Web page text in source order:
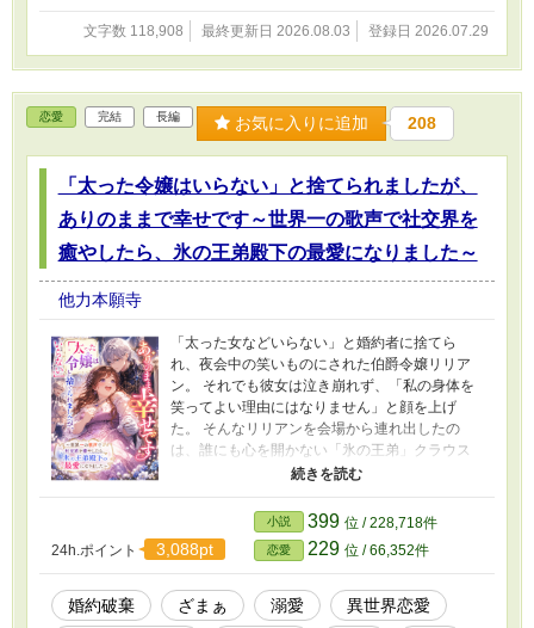
文字数 118,908 最終更新日 2026.08.03 登録日 2026.07.29
恋愛 完結 長編 お気に入りに追加 208
「太った令嬢はいらない」と捨てられましたが、
ありのままで幸せです～世界一の歌声で社交界を
癒やしたら、氷の王弟殿下の最愛になりました～
他力本願寺
「太った女などいらない」と婚約者に捨てら
れ、夜会中の笑いものにされた伯爵令嬢リリア
ン。 それでも彼女は泣き崩れず、「私の身体を
笑ってよい理由にはなりません」と顔を上げ
た。 そんなリリアンを会場から連れ出したの
は、誰にも心を開かない「氷の王弟」クラウス
殿下。 その夜、彼は偶然、リリアンが幼い少女
のために歌う姿を目にする。彼女の声は世界一
美しく、傷ついた心が押し殺してきた本音を思
い出させる、特別な祝福を宿していた。 けれど
クラウスが見つめていたのは、歌声だけではな
かった。 温かな料理を用意し、誰もが安心して
話せる「月夜の晩餐会」を始めたリリアン。彼
女に救われた人々が増えるほど、美しさを武器
24h.ポイント 3,088pt
小説 399 位 / 228,718件
恋愛 229 位 / 66,352件
婚約破棄 ざまぁ 溺愛 異世界恋愛